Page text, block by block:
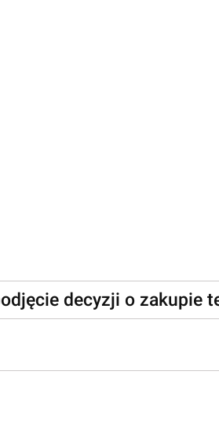
decyzji o zakupie